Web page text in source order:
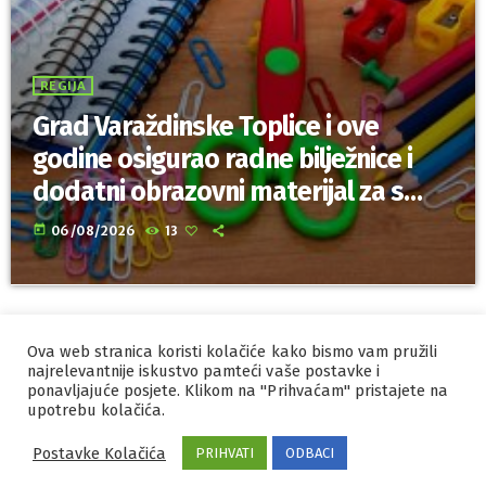
REGIJA
Grad Varaždinske Toplice i ove
godine osigurao radne bilježnice i
dodatni obrazovni materijal za sve
osnovnoškolce
today 06/08/2026 13
IZRADA I HOSTINGORBIS
MARKETING
PRAVILA PRIVATNOSTI
Ova web stranica koristi kolačiće kako bismo vam pružili
najrelevantnije iskustvo pamteći vaše postavke i
ponavljajuće posjete. Klikom na "Prihvaćam" pristajete na
upotrebu kolačića.
Postavke Kolačića PRIHVATI ODBACI